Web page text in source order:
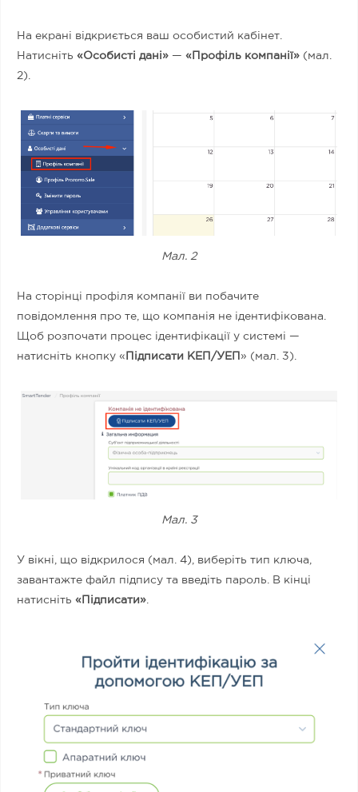
На екрані відкриється ваш особистий кабінет.
Натисніть «Особисті дані» — «Профіль компанії» (мал.
2).
Мал. 2
На сторінці профіля компанії ви побачите
повідомлення про те, що компанія не ідентифікована.
Щоб розпочати процес ідентифікації у системі —
натисніть кнопку « Підписати КЕП/УЕП » (мал. 3).
Мал. 3
У вікні, що відкрилося (мал. 4), виберіть тип ключа,
завантажте файл підпису та введіть пароль. В кінці
натисніть «Підписати».